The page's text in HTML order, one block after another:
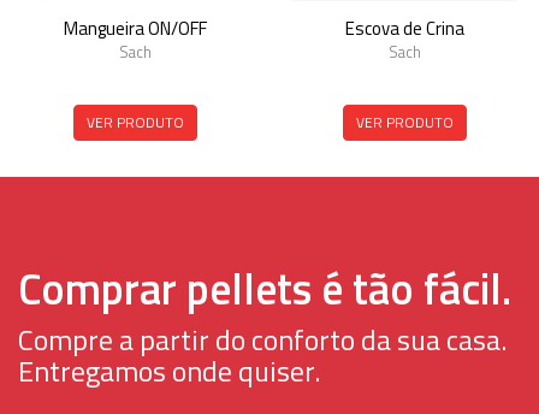
Mangueira ON/OFF
Sach
VER PRODUTO
Escova de Crina
Sach
VER PRODUTO
Comprar pellets é tão fácil.
Compre a partir do conforto da sua casa.
Entregamos onde quiser.